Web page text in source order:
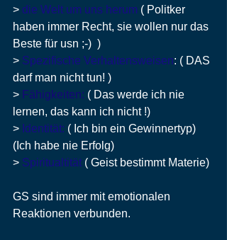
> die Welt um uns herum ( Politker
haben immer Recht, sie wollen nur das
Beste für usn ;-)  )
> Spezifische Verhaltensweisen: ( DAS
darf man nicht tun! )
> Fähigkeiten: ( Das werde ich nie
lernen, das kann ich nicht !)
> Identität: ( Ich bin ein Gewinnertyp)
(Ich habe nie Erfolg)
> Spiritualtität ( Geist bestimmt Materie)
GS sind immer mit emotionalen
Reaktionen verbunden.